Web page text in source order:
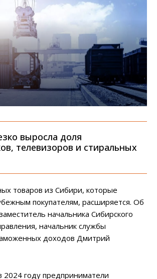
выросла доля
телевизоров и стиральных
товаров из Сибири, которые
покупателям, расширяется. Об
начальника Сибирского
начальник службы
доходов Дмитрий
2024 году предприниматели